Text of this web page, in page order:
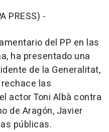
PRESS) -
del PP en las
ha presentado una
de la Generalitat,
las
actor Toni Albà contra
de Aragón, Javier
públicas.